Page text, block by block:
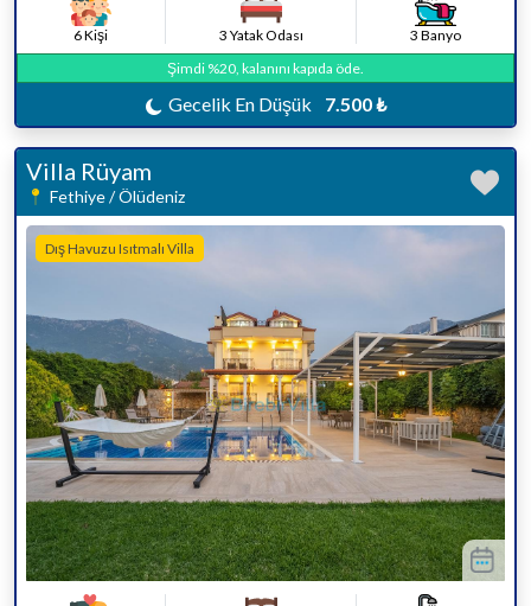
6 Kişi 3 Yatak Odası
3 Banyo
Şimdi %20, kalanını kapıda öde.
Gecelik En Düşük 7.500 ₺
Villa Rüyam
Fethiye / Ölüdeniz
Dış Havuzu Isıtmalı Villa